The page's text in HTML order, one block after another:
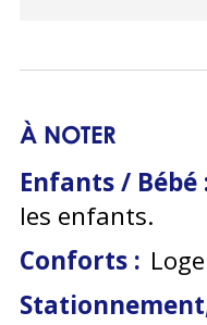
À NOTER
Enfants / Bébé
les enfants
Conforts :